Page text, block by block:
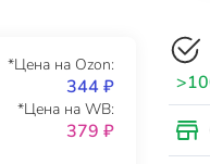
*Цена на Ozon:
344 ₽
*Цена на WB:
379 ₽